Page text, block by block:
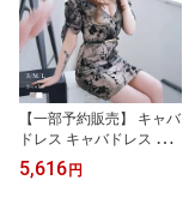
【一部予約販売】 キャバ
ドレス キャバドレス ミ
ニドレス ミニ キャバク
ラドレス パーティードレ
5,616 円